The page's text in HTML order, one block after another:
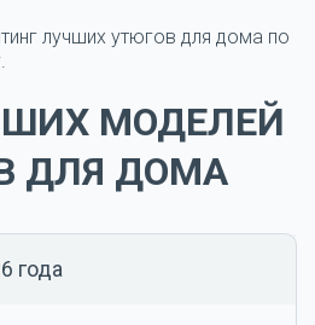
лучших утюгов для дома по
МОДЕЛЕЙ
ДЛЯ ДОМА
года